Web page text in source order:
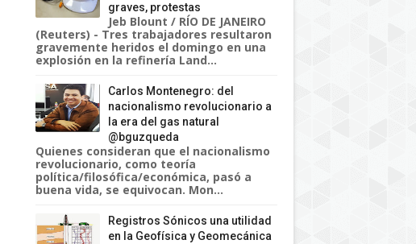
graves, protestas
Jeb Blount / RÍO DE JANEIRO
(Reuters) - Tres trabajadores resultaron
gravemente heridos el domingo en una
explosión en la refinería Land...
Carlos Montenegro: del
nacionalismo revolucionario a
la era del gas natural
@bguzqueda
Quienes consideran que el nacionalismo
revolucionario, como teoría
política/filosófica/económica, pasó a
buena vida, se equivocan. Mon...
Registros Sónicos una utilidad
en la Geofísica y Geomecánica